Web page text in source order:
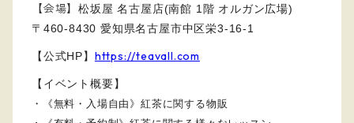
【会場】松坂屋 名古屋店(南館 1階 オルガン広場)
〒460-8430 愛知県名古屋市中区栄3-16-1
【公式HP】 https://teavall.com
【イベント概要】
・《無料・入場自由》紅茶に関する物販